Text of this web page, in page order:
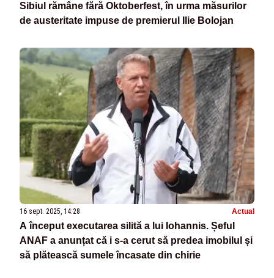
Sibiul rămâne fără Oktoberfest, în urma măsurilor
de austeritate impuse de premierul Ilie Bolojan
16 sept. 2025, 14:28 Actual
A început executarea silită a lui Iohannis. Șeful
ANAF a anunțat că i s-a cerut să predea imobilul și
să plătească sumele încasate din chirie